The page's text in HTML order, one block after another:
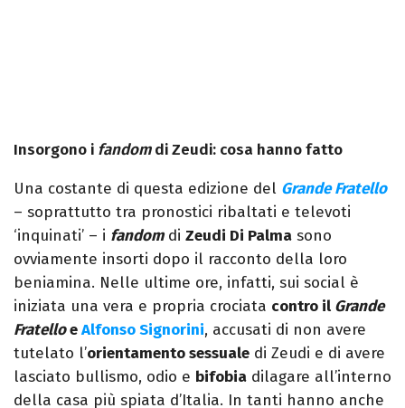
Insorgono i fandomdi Zeudi: cosa hanno fatto
Una costante di questa edizione del Grande Fratello
– soprattutto tra pronostici ribaltati e televoti
‘inquinati’ – i fandomdi Zeudi Di Palma sono
ovviamente insorti dopo il racconto della loro
beniamina. Nelle ultime ore, infatti, sui social è
iniziata una vera e propria crociata contro il Grande
FratelloeAlfonso Signorini, accusati di non avere
tutelato l’orientamento sessuale di Zeudi e di avere
lasciato bullismo, odio e bifobia dilagare all’interno
della casa più spiata d’Italia. In tanti hanno anche